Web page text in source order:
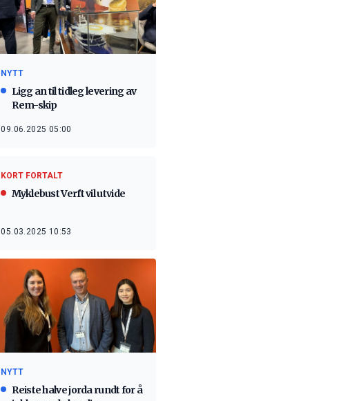
NYTT
Ligg an til tidleg levering av
Rem-skip
09.06.2025 05:00
KORT FORTALT
Myklebust Verft vil utvide
05.03.2025 10:53
NYTT
Reiste halve jorda rundt for å